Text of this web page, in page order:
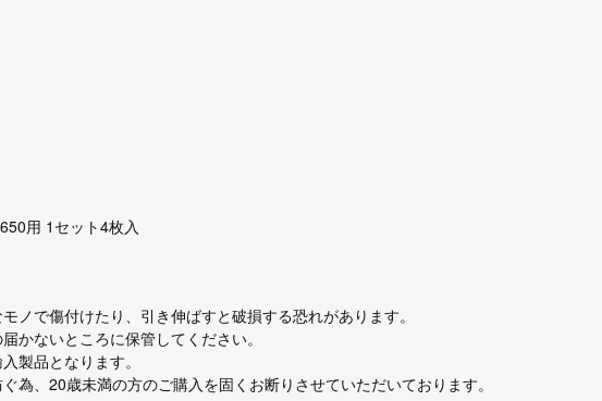
用 1セット4枚入
ノで傷付けたり、引き伸ばすと破損する恐れがあります。
かないところに保管してください。
製品となります。
為、20歳未満の方のご購入を固くお断りさせていただいております。